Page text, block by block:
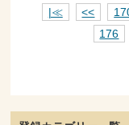
|≪ <<
176